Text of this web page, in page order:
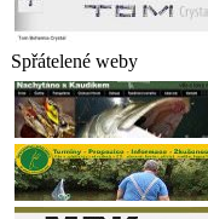
Spřátelené weby